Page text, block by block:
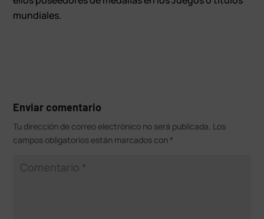
mundiales.
Enviar comentario
Tu dirección de correo electrónico no será publicada. Los
campos obligatorios están marcados con *